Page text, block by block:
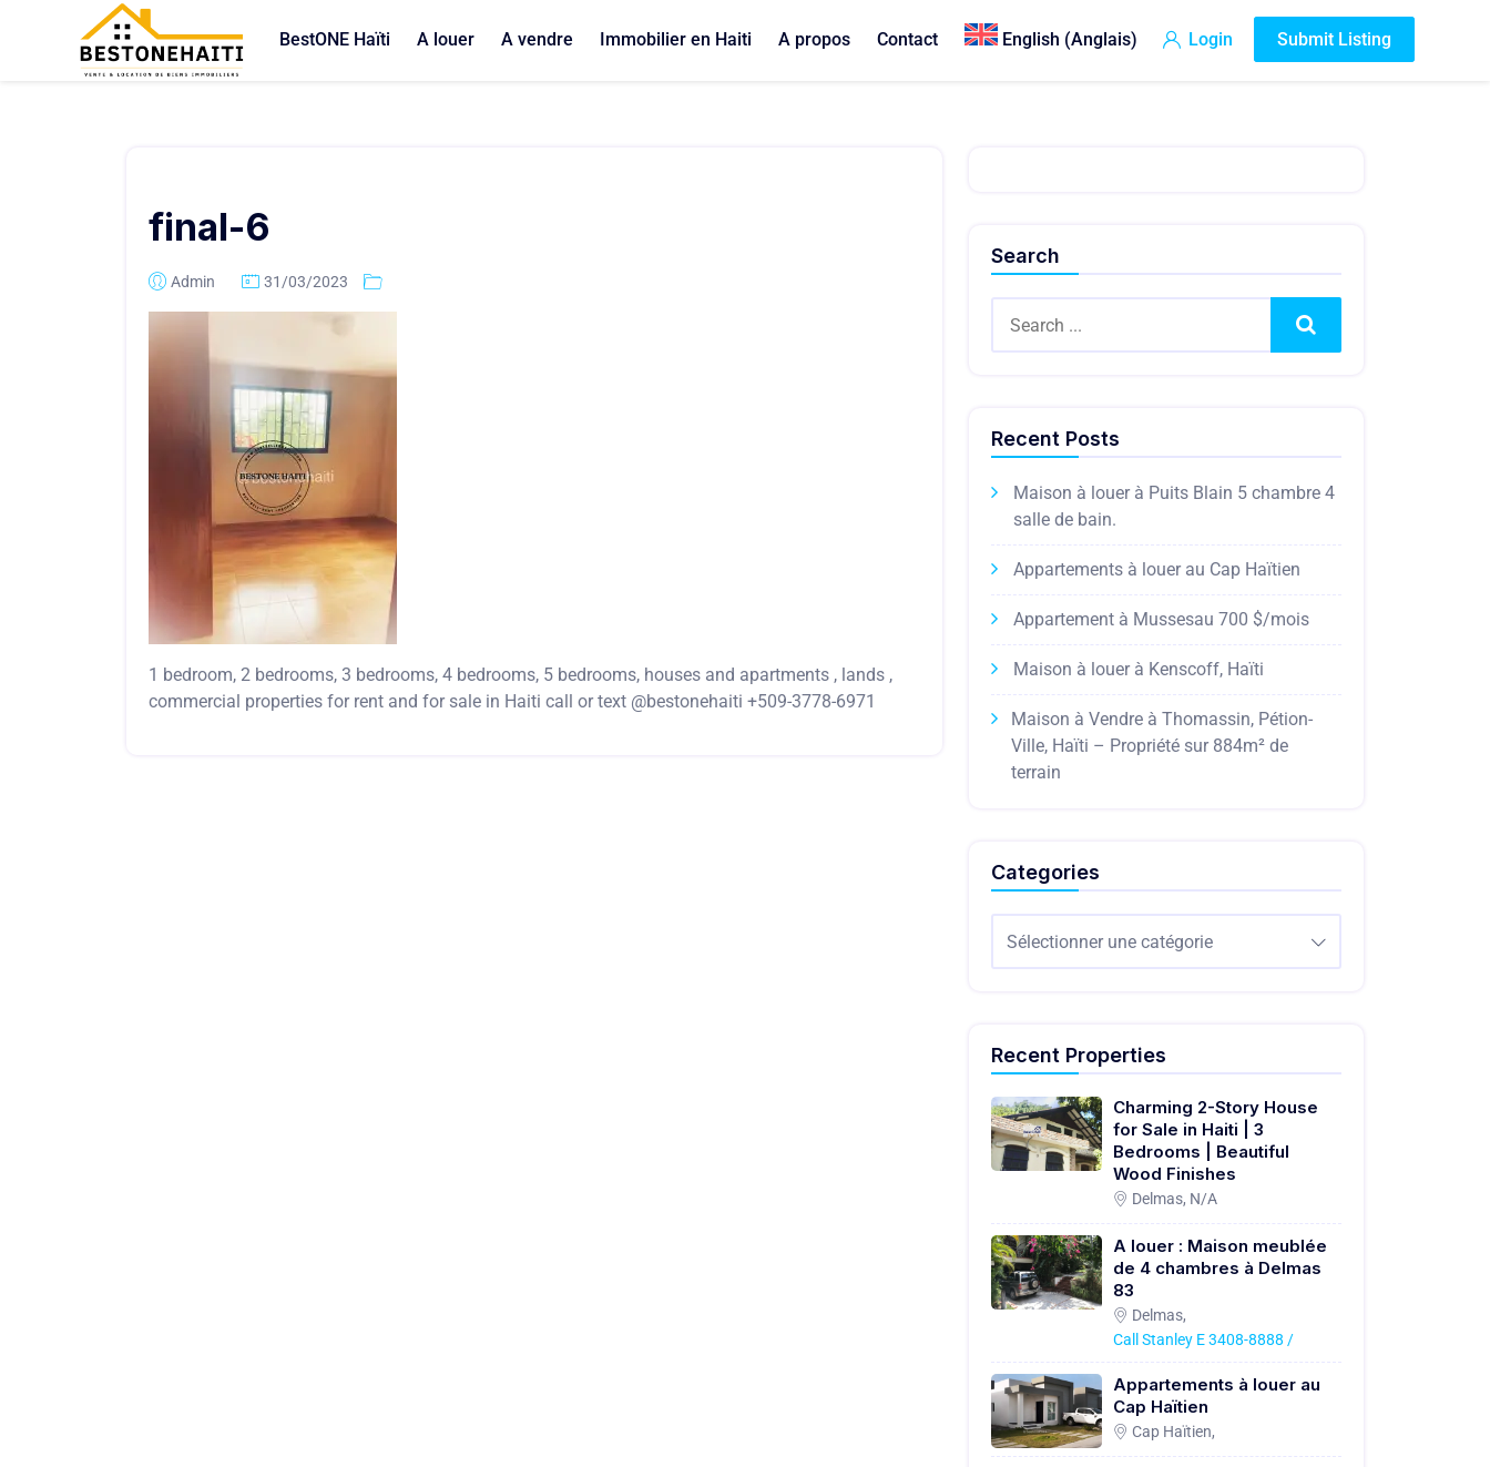
BestONE Haïti A louer A vendre Immobilier en Haiti A propos Contact English (Anglais) Login Submit Listing
final-6
Admin 31/03/2023
1 bedroom, 2 bedrooms, 3 bedrooms, 4 bedrooms, 5 bedrooms, houses and apartments , lands ,
commercial properties for rent and for sale in Haiti call or text @bestonehaiti +509-3778-6971
Search
Search
Recent Posts
Maison à louer à Puits Blain 5 chambre 4
salle de bain.
Appartements à louer au Cap Haïtien
Appartement à Mussesau 700 $/mois
Maison à louer à Kenscoff, Haïti
Maison à Vendre à Thomassin, Pétion-
Ville, Haïti – Propriété sur 884m² de
terrain
Categories
Sélectionner une catégorie
Recent Properties
Charming 2-Story House
for Sale in Haiti | 3
Bedrooms | Beautiful
Wood Finishes
Delmas, N/A
A louer : Maison meublée
de 4 chambres à Delmas
83
Delmas,
Call Stanley E 3408-8888 /
Appartements à louer au
Cap Haïtien
Cap Haïtien,